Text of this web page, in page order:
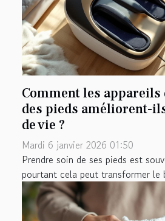
Comment les appareils
des pieds améliorent-
de vie ?
Mardi 6 janvier 2026 01:50
Prendre soin de ses pieds est
pourtant cela peut transformer le